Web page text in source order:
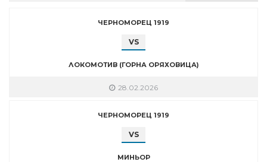
ЧЕРНОМОРЕЦ 1919
VS
ЛОКОМОТИВ (ГОРНА ОРЯХОВИЦА)
28.02.2026
ЧЕРНОМОРЕЦ 1919
VS
МИНЬОР